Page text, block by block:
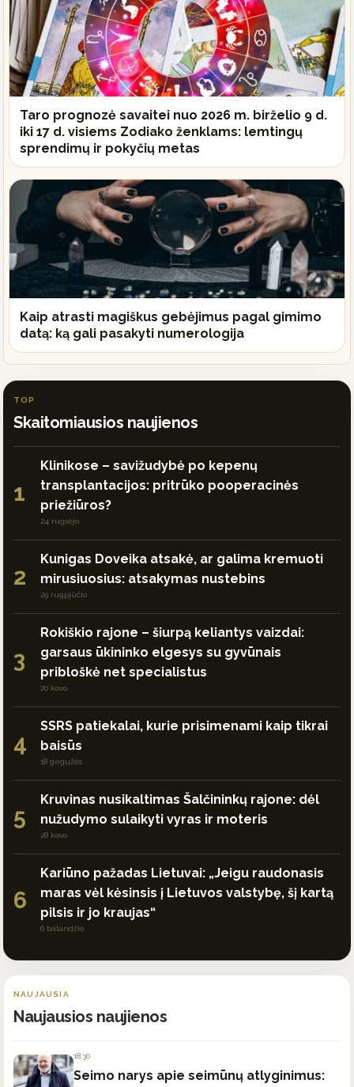
Taro prognozė savaitei nuo 2026 m. birželio 9 d.
iki 17 d. visiems Zodiako ženklams: lemtingų
sprendimų ir pokyčių metas
Kaip atrasti magiškus gebėjimus pagal gimimo
datą: ką gali pasakyti numerologija
TOP
Skaitomiausios naujienos
1
Klinikose – savižudybė po kepenų
transplantacijos: pritrūko pooperacinės
priežiūros?
24 rugsėjo
2
Kunigas Doveika atsakė, ar galima kremuoti
mirusiuosius: atsakymas nustebins
29 rugpjūčio
3
Rokiškio rajone – šiurpą keliantys vaizdai:
garsaus ūkininko elgesys su gyvūnais
pribloškė net specialistus
20 kovo
4
SSRS patiekalai, kurie prisimenami kaip tikrai
baisūs
18 gegužės
5
Kruvinas nusikaltimas Šalčininkų rajone: dėl
nužudymo sulaikyti vyras ir moteris
28 kovo
6
Kariūno pažadas Lietuvai: „Jeigu raudonasis
maras vėl kėsinsis į Lietuvos valstybę, šį kartą
pilsis ir jo kraujas“
6 balandžio
NAUJAUSIA
Naujausios naujienos
18:30
Seimo narys apie seimūnų atlyginimus: